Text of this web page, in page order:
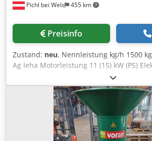
Pichl bei Wels 455 km
Preisinfo
Zustand: neu, Nennleistung kg/h 1500
Ag Ieha Motorleistung 11 (15) kW (PS)
Anschluss 400V 50Hz (3 Phasen)
32 A Laenge 810 mm Breite 725 mm
Gewicht 133 kg Material 1.4301 / AISI
in 495 mm Lieferumfang inkl. Sieb 5mm